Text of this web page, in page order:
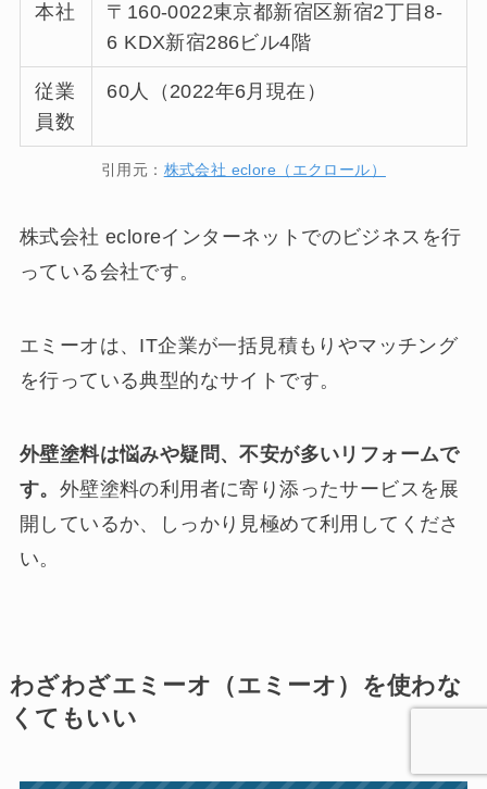
本社
〒160-0022東京都新宿区新宿2丁目8-
6 KDX新宿286ビル4階
従業
員数
60人（2022年6月現在）
引用元： 株式会社 eclore（エクロール）
株式会社 ecloreインターネットでのビジネスを行
っている会社です。
エミーオは、IT企業が一括見積もりやマッチング
を行っている典型的なサイトです。
外壁塗料は悩みや疑問、不安が多いリフォームで
す。 外壁塗料の利用者に寄り添ったサービスを展
開しているか、しっかり見極めて利用してくださ
い。
わざわざエミーオ（エミーオ）を使わな
くてもいい